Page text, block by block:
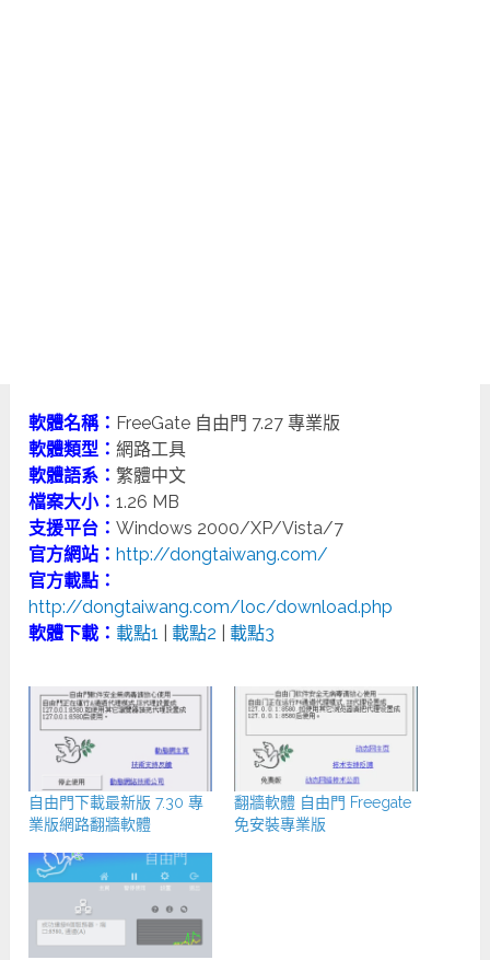
軟體名稱： FreeGate 自由門 7.27 專業版
軟體類型：網路工具
軟體語系：繁體中文
檔案大小：1.26 MB
支援平台：Windows 2000/XP/Vista/7
官方網站： http://dongtaiwang.com/
官方載點：
http://dongtaiwang.com/loc/download.php
軟體下載：載點1 |載點2 |載點3
自由門下載最新版 7.30 專
業版網路翻牆軟體
翻牆軟體 自由門 Freegate
免安裝專業版